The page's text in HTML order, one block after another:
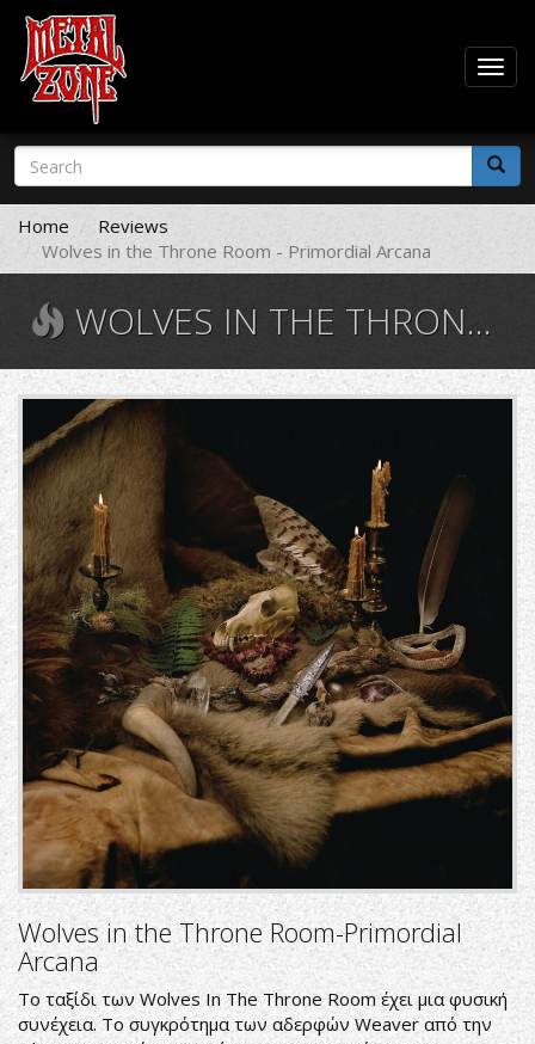
Skip
main
content
Search
form
Search
Home
Reviews
Wolves in the Throne Room - Primordial Arcana
WOLVES IN THE THRONE ROOM - PRIMORDIAL ARCANA
954412.jpg
Wolves in the Throne Room-Primordial
Arcana
Το ταξίδι των Wolves In The Throne Room έχει μια φυσική
συνέχεια. Το συγκρότημα των αδερφών Weaver από την